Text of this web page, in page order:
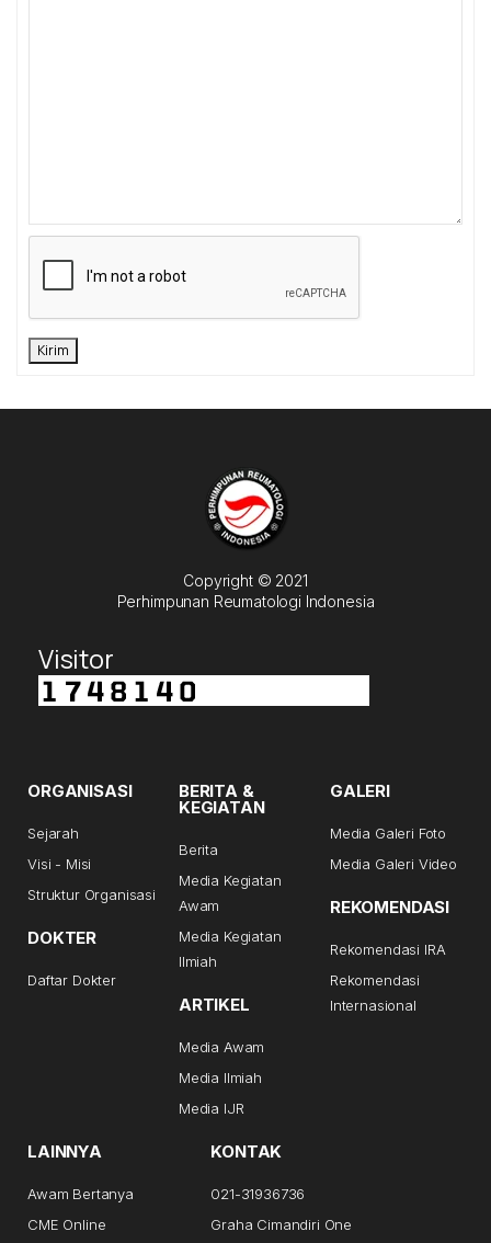
Kirim
Copyright © 2021
Perhimpunan Reumatologi Indonesia
Visitor
ORGANISASI
Sejarah
Visi - Misi
Struktur Organisasi
DOKTER
Daftar Dokter
BERITA &
KEGIATAN
Berita
Media Kegiatan
Awam
Media Kegiatan
Ilmiah
ARTIKEL
Media Awam
Media Ilmiah
Media IJR
GALERI
Media Galeri Foto
Media Galeri Video
REKOMENDASI
Rekomendasi IRA
Rekomendasi
Internasional
LAINNYA
Awam Bertanya
CME Online
KONTAK
021-31936736
Graha Cimandiri One